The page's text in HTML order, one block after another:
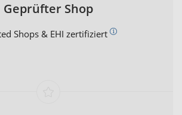
Geprüfter Shop
Shops & EHI zertifiziert